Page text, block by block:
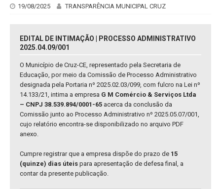
19/08/2025 TRANSPARÊNCIA MUNICIPAL CRUZ
EDITAL DE INTIMAÇÃO | PROCESSO ADMINISTRATIVO
2025.04.09/001
O Município de Cruz-CE, representado pela Secretaria de
Educação, por meio da Comissão de Processo Administrativo
designada pela Portaria nº 2025.02.03/099, com fulcro na Lei nº
14.133/21, intima a empresa G M Comércio & Serviços Ltda
– CNPJ 38.539.894/0001-65 acerca da conclusão da
Comissão junto ao Processo Administrativo nº 2025.05.07/001,
cujo relatório encontra-se disponibilizado no arquivo PDF
anexo.
Cumpre registrar que a empresa dispõe do prazo de 15
(quinze) dias úteis para apresentação de defesa final, a
contar da presente publicação.